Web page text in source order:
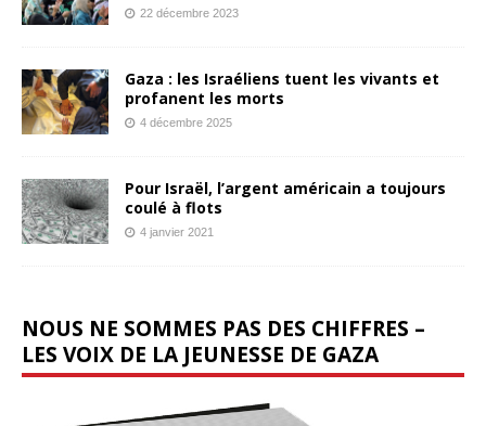
22 décembre 2023
Gaza : les Israéliens tuent les vivants et
profanent les morts
4 décembre 2025
Pour Israël, l’argent américain a toujours
coulé à flots
4 janvier 2021
NOUS NE SOMMES PAS DES CHIFFRES –
LES VOIX DE LA JEUNESSE DE GAZA